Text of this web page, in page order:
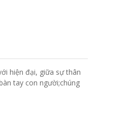
hiện đại, giữa sự thân
tay con người;chúng